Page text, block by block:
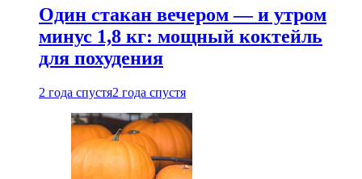
Один стакан вечером — и утром
минус 1,8 кг: мощный коктейль
для похудения
2 года спустя2 года спустя